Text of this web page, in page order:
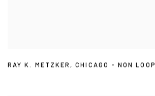
RAY K. METZKER ,CHICAGO - NON LOOP